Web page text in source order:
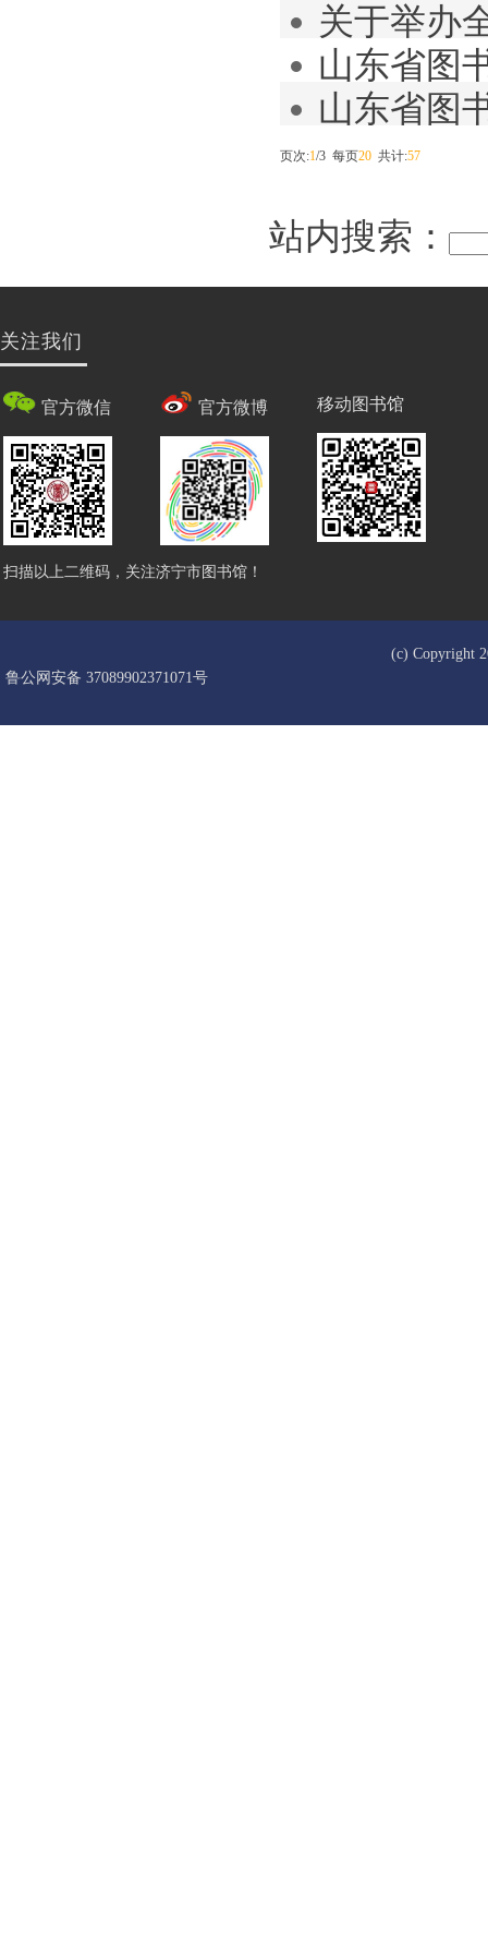
九期全国县
关于举办
通知
山东省图
——新时代
山东省图
页次:1 /3 每页20 共计:57
站内搜索：
关注我们
官方微信 官方微博 移动图书馆
扫描以上二维码，关注济宁市图书馆！
(c) Copyright
鲁公网安备 37089902371071号